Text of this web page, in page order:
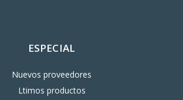
ESPECIAL
Nuevos proveedores
Ltimos productos